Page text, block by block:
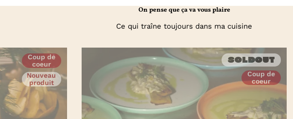
On pense que ça va vous plaire
Ce qui traîne toujours dans ma cuisine
Coup de
coeur
Nouveau
produit
Soldout
Coup de
coeur